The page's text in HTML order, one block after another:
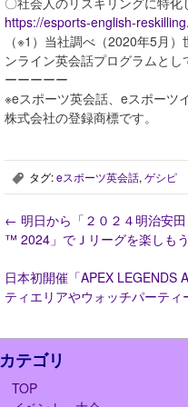
https://esports-english-
（※1）当社調べ（2020年5月
ンライン英会話プログラムとし
ーーーーー
※eスポーツ英会話、eスポーツ
株式会社の登録商標です。
, タグ:eスポーツ英会話, ゲシピ
← 明日から「２０２４明治安
™ 2024」でＪリーグを楽しもう
日本初開催「APEX LEGENDS
ティエリアやウォッチパーティ
カテゴリ
TOP